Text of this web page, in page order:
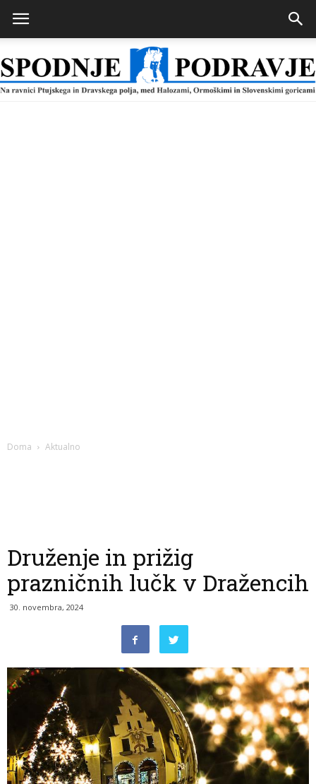
Doma Aktualno
Druženje in prižig
prazničnih lučk v Dražencih
30. novembra, 2024